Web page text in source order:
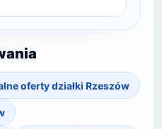
oferty działki Rzeszów